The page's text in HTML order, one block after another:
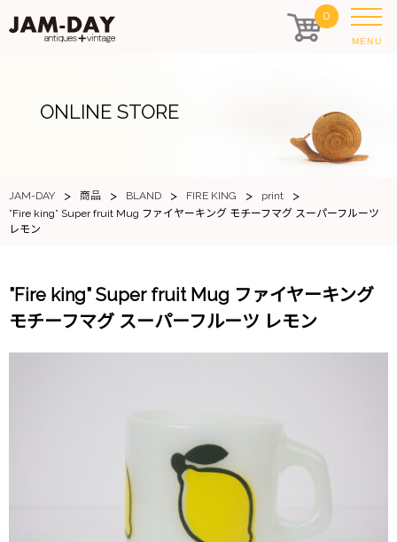
0
MENU
ONLINE STORE
JAM-DAY > 商品 > BLAND > FIRE KING > print >
”Fire king” Super fruit Mug ファイヤーキング モチーフマグ スーパーフルーツ
レモン
”Fire king” Super fruit Mug ファイヤーキング
モチーフマグ スーパーフルーツ レモン